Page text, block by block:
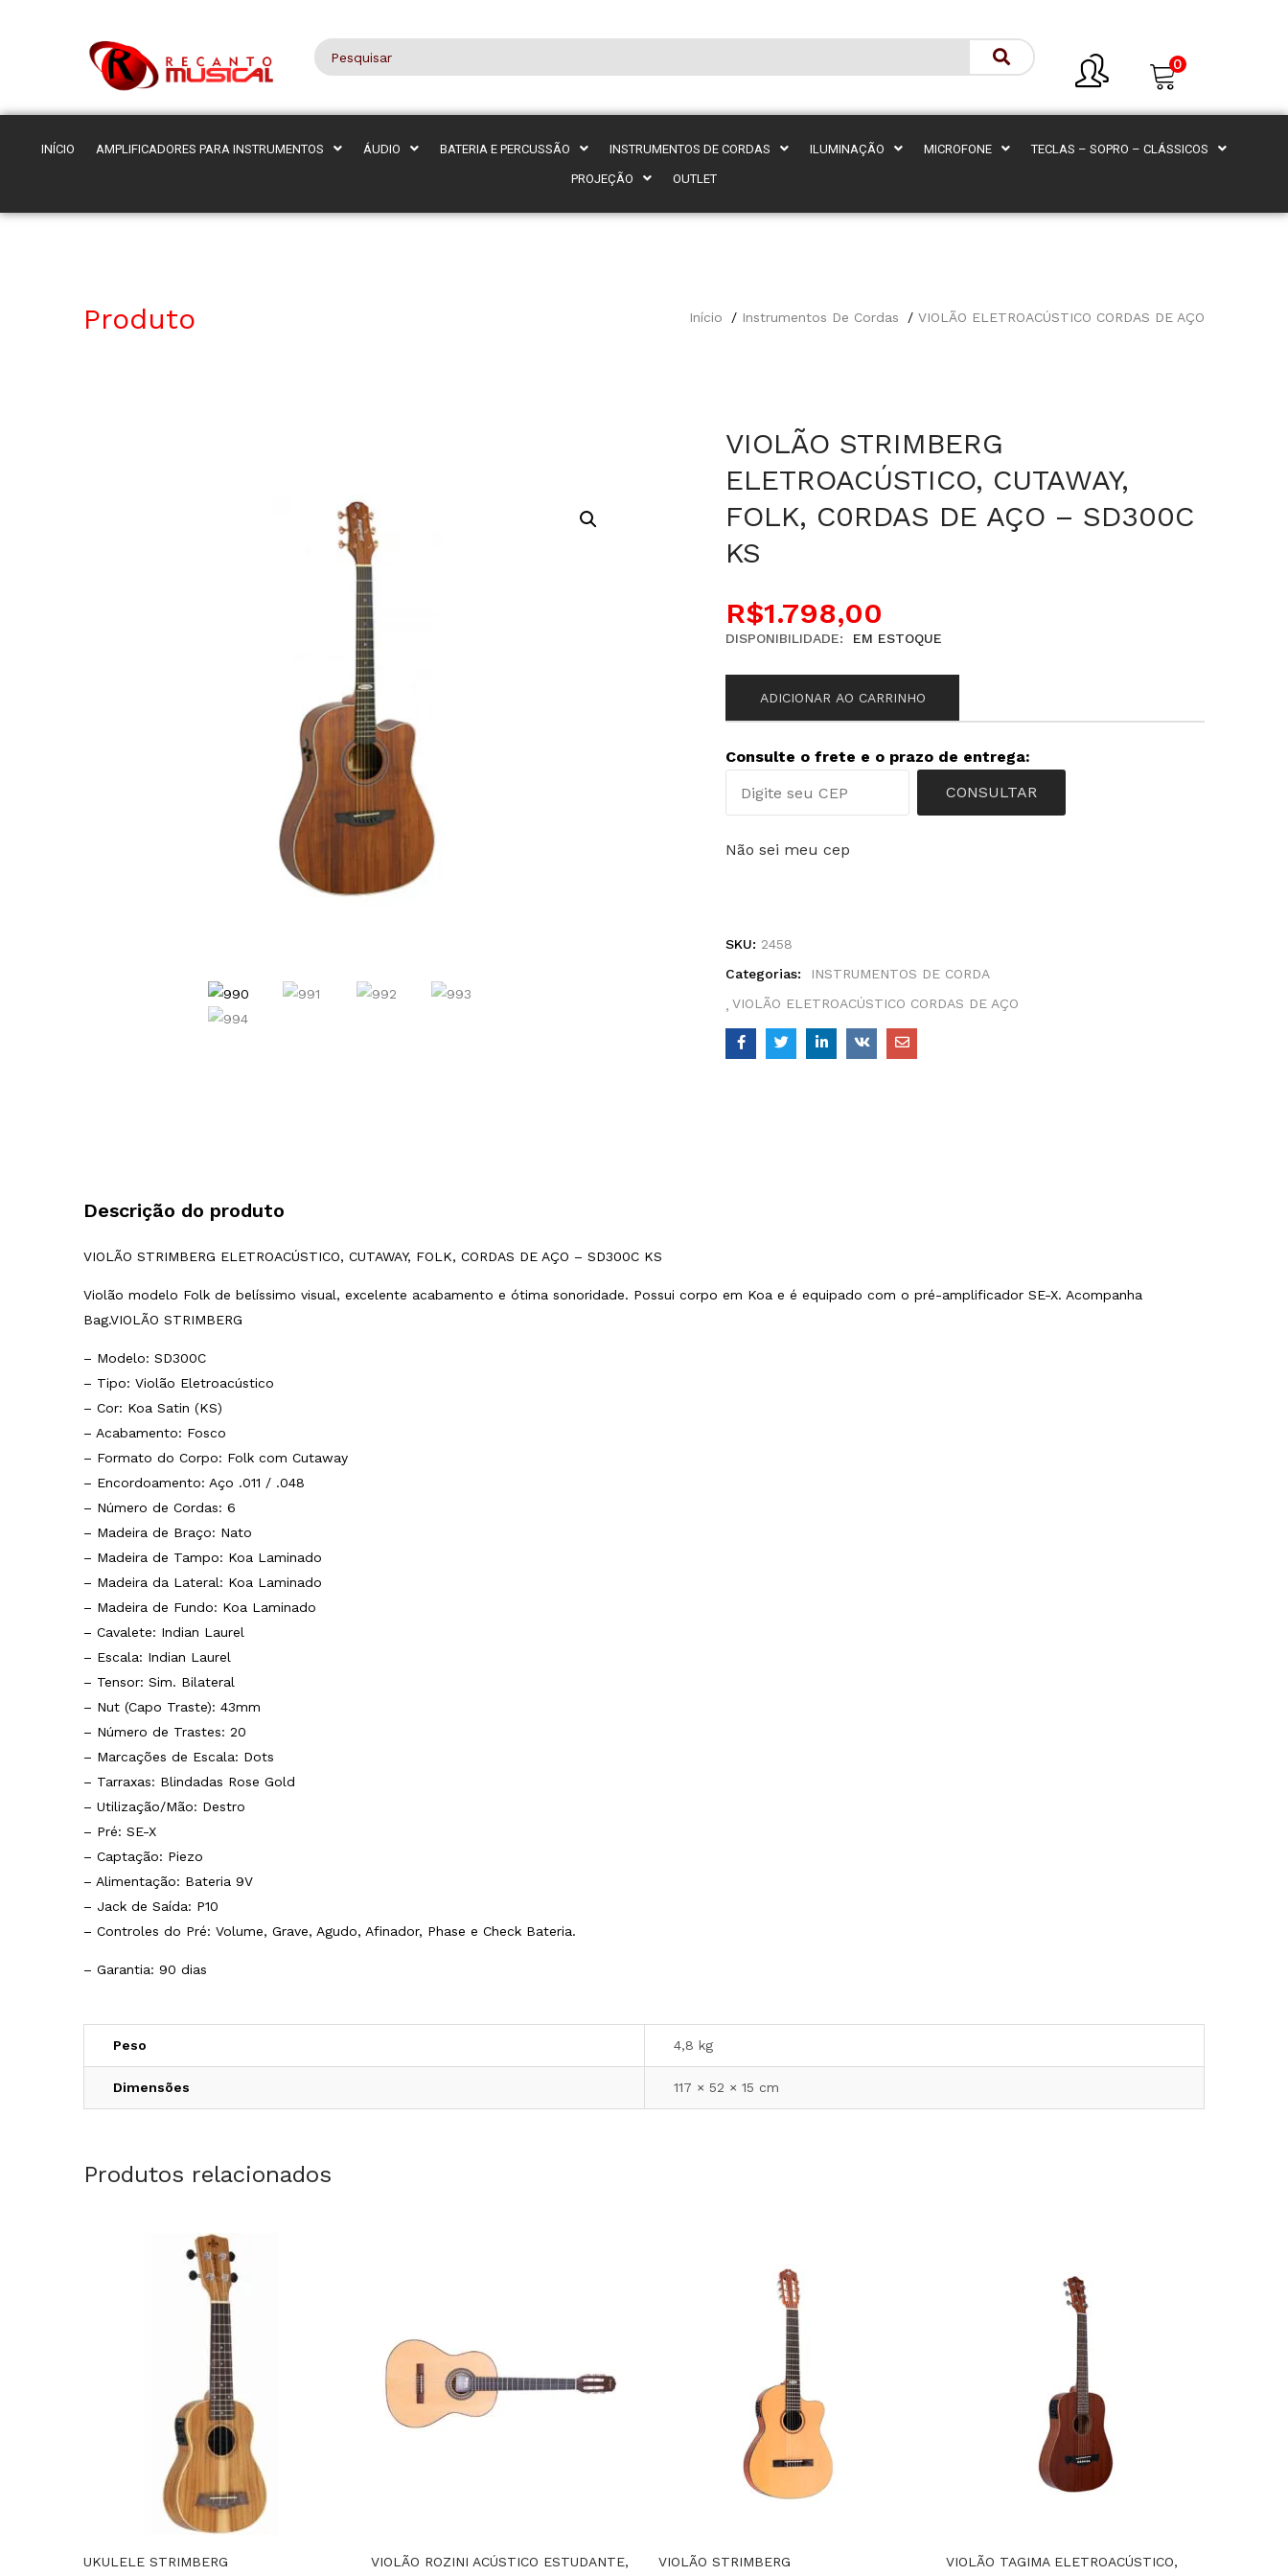
0
INÍCIO AMPLIFICADORES PARA INSTRUMENTOS ÁUDIO BATERIA E PERCUSSÃO INSTRUMENTOS DE CORDAS ILUMINAÇÃO MICROFONE TECLAS – SOPRO – CLÁSSICOS
PROJEÇÃO OUTLET
Início Instrumentos De Cordas VIOLÃO ELETROACÚSTICO CORDAS DE AÇO
Produto
VIOLÃO STRIMBERG
ELETROACÚSTICO, CUTAWAY,
FOLK, C0RDAS DE AÇO – SD300C
KS
R$1.798,00
DISPONIBILIDADE: EM ESTOQUE
ADICIONAR AO CARRINHO
Consulte o frete e o prazo de entrega:
CONSULTAR
Não sei meu cep
SKU: 2458
Categorias:
INSTRUMENTOS DE CORDA
VIOLÃO ELETROACÚSTICO CORDAS DE AÇO
Descrição do produto
VIOLÃO STRIMBERG ELETROACÚSTICO, CUTAWAY, FOLK, CORDAS DE AÇO – SD300C KS
Violão modelo Folk de belíssimo visual, excelente acabamento e ótima sonoridade. Possui corpo em Koa e é equipado com o pré-amplificador SE-X. Acompanha
Bag.VIOLÃO STRIMBERG
– Modelo: SD300C
– Tipo: Violão Eletroacústico
– Cor: Koa Satin (KS)
– Acabamento: Fosco
– Formato do Corpo: Folk com Cutaway
– Encordoamento: Aço .011 / .048
– Número de Cordas: 6
– Madeira de Braço: Nato
– Madeira de Tampo: Koa Laminado
– Madeira da Lateral: Koa Laminado
– Madeira de Fundo: Koa Laminado
– Cavalete: Indian Laurel
– Escala: Indian Laurel
– Tensor: Sim. Bilateral
– Nut (Capo Traste): 43mm
– Número de Trastes: 20
– Marcações de Escala: Dots
– Tarraxas: Blindadas Rose Gold
– Utilização/Mão: Destro
– Pré: SE-X
– Captação: Piezo
– Alimentação: Bateria 9V
– Jack de Saída: P10
– Controles do Pré: Volume, Grave, Agudo, Afinador, Phase e Check Bateria.
– Garantia: 90 dias
Peso 4,8 kg
Dimensões 117 × 52 × 15 cm
Produtos relacionados
UKULELE STRIMBERG
VIOLÃO ROZINI ACÚSTICO ESTUDANTE,
VIOLÃO STRIMBERG
VIOLÃO TAGIMA ELETROACÚSTICO,